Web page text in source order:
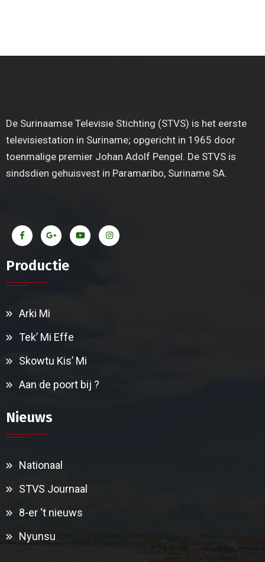
De Surinaamse Televisie Stichting (STVS) is het eerste
televisiestation in Suriname; opgericht in 1965 door
toenmalige premier Johan Adolf Pengel. De STVS is
sindsdien gehuisvest in Paramaribo, Suriname SA.
Productie
Arki Mi
Tek’ Mi Effe
Skowtu Kis’ Mi
Aan de poort bij ?
Nieuws
Nationaal
STVS Journaal
8-er ‘t nieuws
Nyunsu